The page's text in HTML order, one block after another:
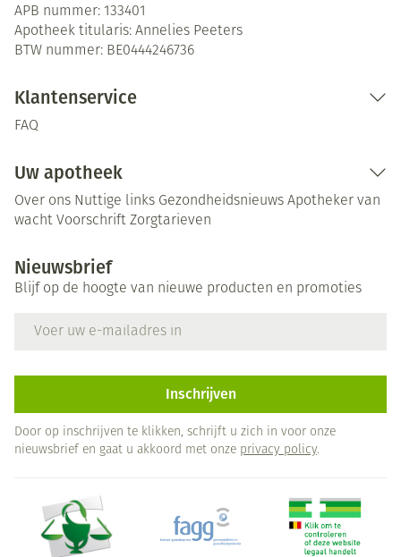
APB nummer: 133401
Apotheek titularis: Annelies Peeters
BTW nummer: BE0444246736
Klantenservice
FAQ
Uw apotheek
Over ons Nuttige links Gezondheidsnieuws Apotheker van
wacht Voorschrift Zorgtarieven
Nieuwsbrief
Blijf op de hoogte van nieuwe producten en promoties
Inschrijven
Door op inschrijven te klikken, schrijft u zich in voor onze
nieuwsbrief en gaat u akkoord met onze privacy policy.